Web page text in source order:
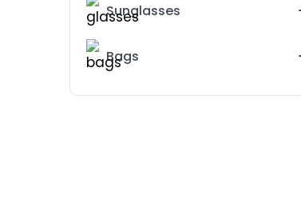
Sunglasses
Bags